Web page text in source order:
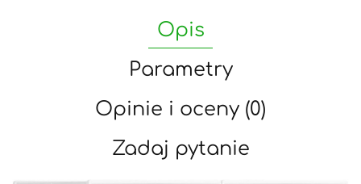
Opis
Parametry
Opinie i oceny (0)
Zadaj pytanie